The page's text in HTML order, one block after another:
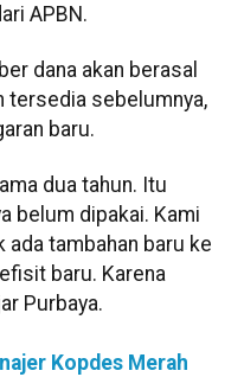
APBN.
dana akan berasal
tersedia sebelumnya,
baru.
dua tahun. Itu
belum dipakai. Kami
ada tambahan baru ke
baru. Karena
Purbaya.
Kopdes Merah